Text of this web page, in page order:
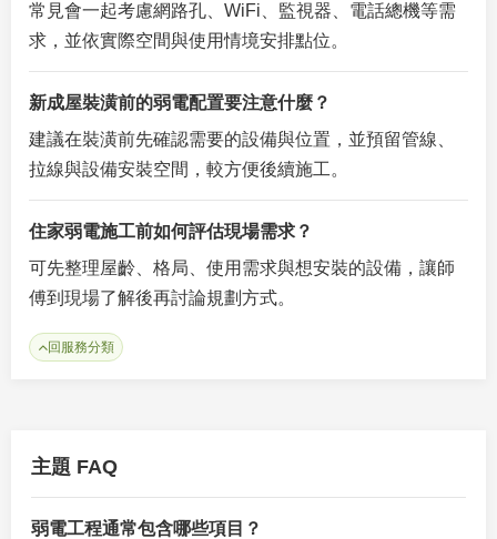
常見會一起考慮網路孔、WiFi、監視器、電話總機等需
求，並依實際空間與使用情境安排點位。
新成屋裝潢前的弱電配置要注意什麼？
建議在裝潢前先確認需要的設備與位置，並預留管線、
拉線與設備安裝空間，較方便後續施工。
住家弱電施工前如何評估現場需求？
可先整理屋齡、格局、使用需求與想安裝的設備，讓師
傅到現場了解後再討論規劃方式。
回服務分類
主題 FAQ
弱電工程通常包含哪些項目？